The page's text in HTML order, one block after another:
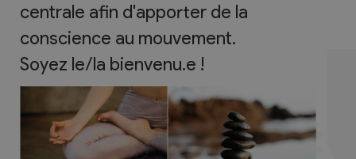
centrale afin d'apporter de la
conscience au mouvement.
Soyez le/la bienvenu.e !